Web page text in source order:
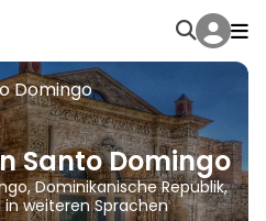
Domingo
Santo Domingo
Dominikanische Republik,
weiteren Sprachen